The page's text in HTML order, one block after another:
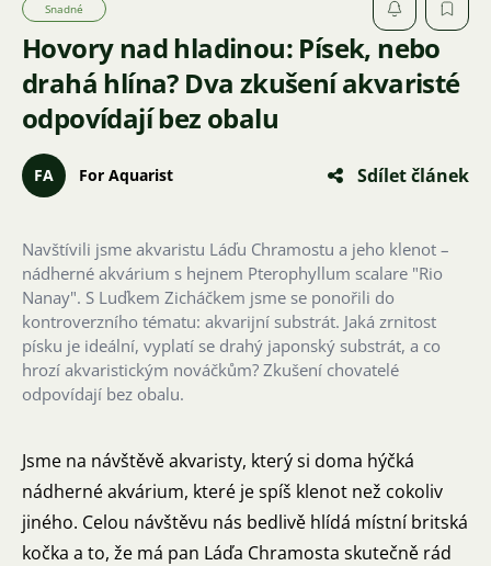
Hovory nad hladinou: Písek, nebo
drahá hlína? Dva zkušení akvaristé
odpovídají bez obalu
Snadné
FA For Aquarist Sdílet článek
Navštívili jsme akvaristu Láďu Chramostu a jeho klenot –
nádherné akvárium s hejnem Pterophyllum scalare "Rio
Nanay". S Luďkem Zicháčkem jsme se ponořili do
kontroverzního tématu: akvarijní substrát. Jaká zrnitost
písku je ideální, vyplatí se drahý japonský substrát, a co
hrozí akvaristickým nováčkům? Zkušení chovatelé
odpovídají bez obalu.
Jsme na návštěvě akvaristy, který si doma hýčká
nádherné akvárium, které je spíš klenot než cokoliv
jiného. Celou návštěvu nás bedlivě hlídá místní britská
kočka a to, že má pan Láďa Chramosta skutečně rád